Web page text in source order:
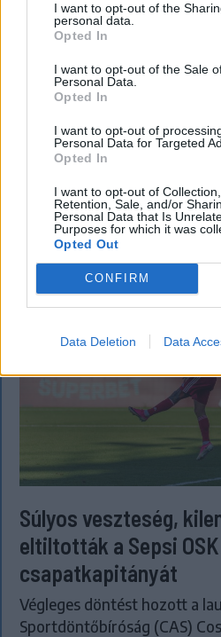
I want to opt-out of the
personal data.
Opted In
I want to opt-out of the Sale
Personal Data.
Opted In
I want to opt-out of
Personal Data for Targeted
Opted In
I want to opt-out of Collection,
Retention, Sale, and/or
Personal Data that Is
Purposes for which it was
Opted Out
CONFIRM
Data Deletion Data
GYERGYÓSZÉK
UDVARHELYSZÉK
HÁROMSZÉK
MAROSSZÉK
AJÁNLJUK MÉG
Súlyos veszteség,
eltiltották a Sepsi OSK
csapatkapitányát
Végleges döntést hozott a
Sportdöntőbíróság (CAS)